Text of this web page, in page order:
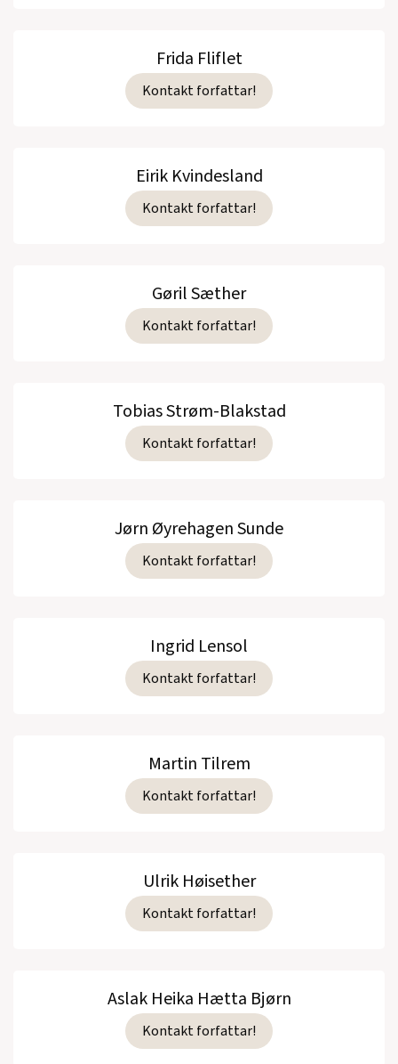
Frida Fliflet
Kontakt forfattar!
Eirik Kvindesland
Kontakt forfattar!
Gøril Sæther
Kontakt forfattar!
Tobias Strøm-Blakstad
Kontakt forfattar!
Jørn Øyrehagen Sunde
Kontakt forfattar!
Ingrid Lensol
Kontakt forfattar!
Martin Tilrem
Kontakt forfattar!
Ulrik Høisether
Kontakt forfattar!
Aslak Heika Hætta Bjørn
Kontakt forfattar!